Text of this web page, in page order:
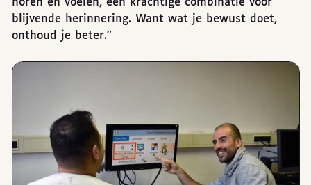
horen en voelen, een krachtige combinatie voor
blijvende herinnering. Want wat je bewust doet,
onthoud je beter.”